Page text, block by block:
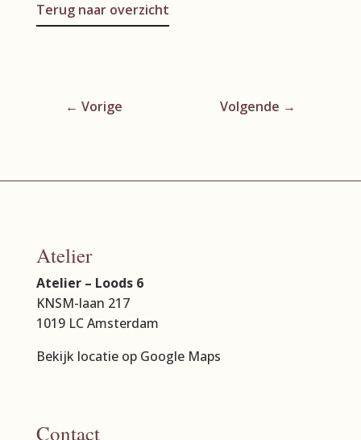
Terug naar overzicht
← Vorige Volgende →
Atelier
Atelier – Loods 6
KNSM-laan 217
1019 LC Amsterdam
Bekijk locatie op Google Maps
Contact